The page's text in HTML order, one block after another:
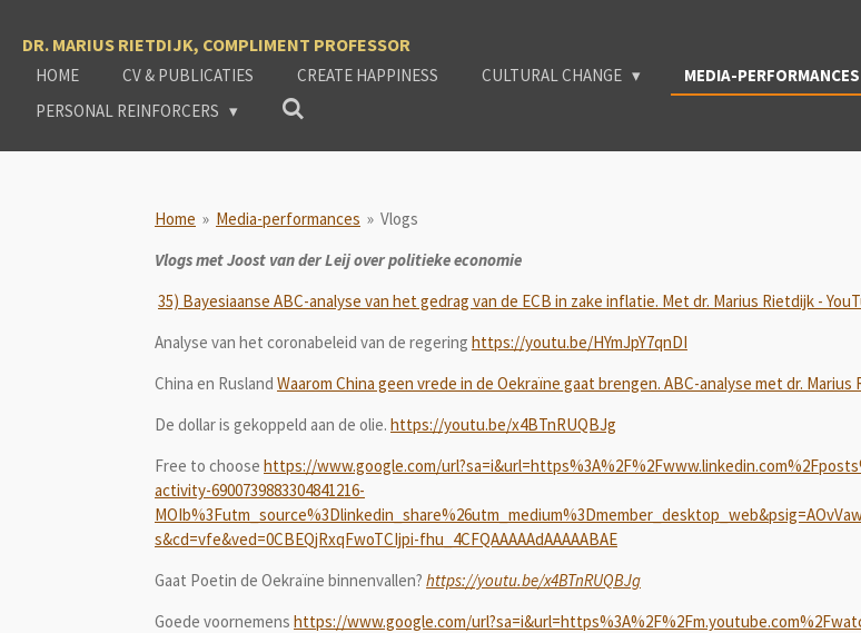
direct
naar
hoofdinhoud
DR. MARIUS RIETDIJK, COMPLIMENT PROFESSOR
HOME CV & PUBLICATIES CREATE HAPPINESS CULTURAL CHANGE MEDIA-PERFORMANCES
PERSONAL REINFORCERS
Home » Media-performances » Vlogs
Vlogs met Joost van der Leij over politieke economie
35) Bayesiaanse ABC-analyse van het gedrag van de ECB in zake inflatie. Met dr. Marius Rietdijk -
Analyse van het coronabeleid van de regering https://youtu.be/HYmJpY7qnDI
China en Rusland Waarom China geen vrede in de Oekraïne gaat brengen. ABC-analyse met dr. Marius
De dollar is gekoppeld aan de olie. https://youtu.be/x4BTnRUQBJg
Free to choose https://www.google.com/
activity-6900739883304841216-
s&cd=vfe&ved=0CBEQjRxqFwoTCIjpi-fhu_4CFQAAAAAdAAAAABAE
Gaat Poetin de Oekraïne binnenvallen? https://youtu.be/x4BTnRUQBJg
Goede voornemens https://www.google.com/